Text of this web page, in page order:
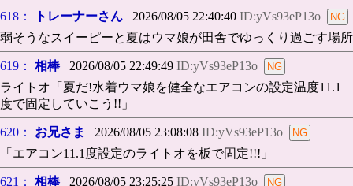
618： トレーナーさん 2026/08/05 22:40:40 ID:yVs93eP13o
弱そうなスイーピーと夏はウマ娘が田舎でゆっくり過ごす場所
619： 相棒2026/08/05 22:49:49 ID:yVs93eP13o
ライトオ「夏だ!水着ウマ娘を健全なエアコンの設定温度11.1
度で固定していこう!!」
620： お兄さま 2026/08/05 23:08:08 ID:yVs93eP13o
「エアコン11.1度設定のライトオを板で固定!!!」
621： 相棒2026/08/05 23:25:25 ID:yVs93eP13o